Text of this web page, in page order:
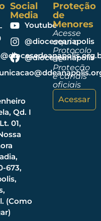
Qd. I
01,
673,
(Como
Social
Media
Youtube
@dioceseanapolis
@dioceseanapolis
Proteção
de
Menores
Acesse
aqui o
Protocolo
de
Proteção
e canais
oficiais
Acessar